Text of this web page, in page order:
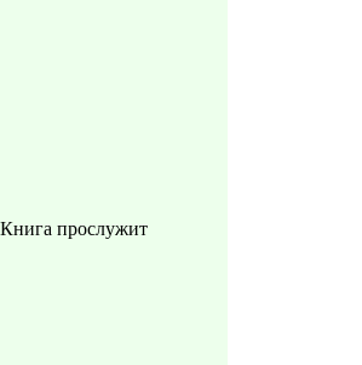
Книга прослужит